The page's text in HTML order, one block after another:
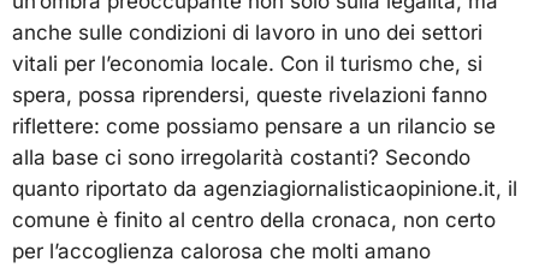
anche sulle condizioni di lavoro in uno dei settori
vitali per l’economia locale. Con il turismo che, si
spera, possa riprendersi, queste rivelazioni fanno
riflettere: come possiamo pensare a un rilancio se
alla base ci sono irregolarità costanti? Secondo
quanto riportato da agenziagiornalisticaopinione.it, il
comune è finito al centro della cronaca, non certo
per l’accoglienza calorosa che molti amano